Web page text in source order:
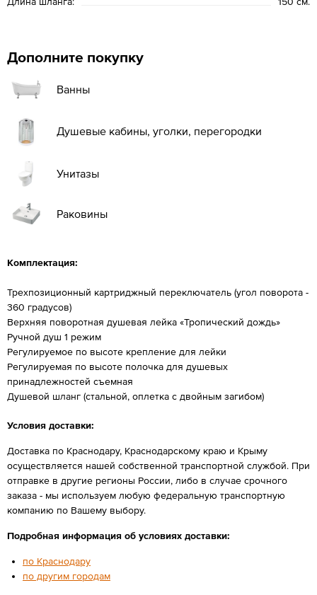
Дополните покупку
Ванны
Душевые кабины, уголки, перегородки
Унитазы
Раковины
Комплектация:
Трехпозиционный картриджный переключатель (угол поворота -
360 градусов)
Верхняя поворотная душевая лейка «Тропический дождь»
Ручной душ 1 режим
Регулируемое по высоте крепление для лейки
Регулируемая по высоте полочка для душевых
принадлежностей съемная
Душевой шланг (стальной, оплетка с двойным загибом)
Условия доставки:
Доставка по Краснодару, Краснодарскому краю и Крыму
осуществляется нашей собственной транспортной службой. При
отправке в другие регионы России, либо в случае срочного
заказа - мы используем любую федеральную транспортную
компанию по Вашему выбору.
Подробная информация об условиях доставки:
по Краснодару
по другим городам